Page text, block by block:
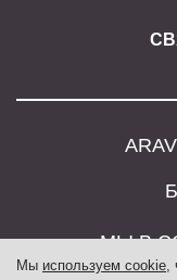
МЫ В
Мы используем cookie,